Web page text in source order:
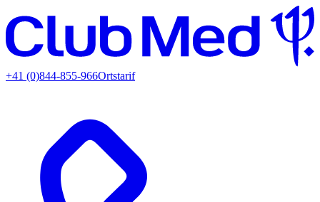
+41 (0)844-855-966Ortstarif